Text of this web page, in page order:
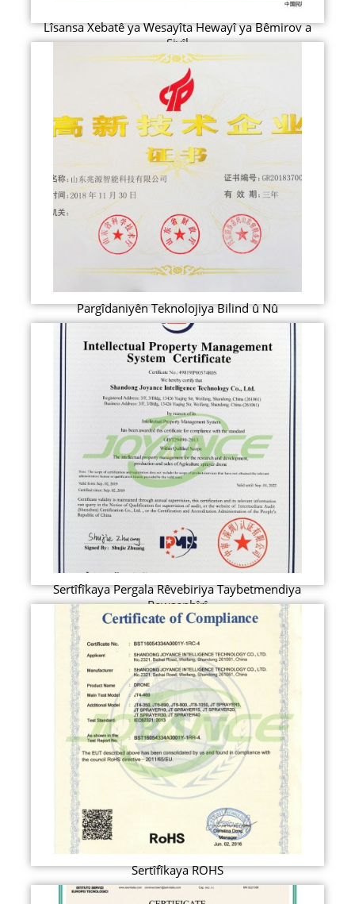
Lîsansa Xebatê ya Wesayîta Hewayî ya Bêmirov a
Sivîl
Pargîdaniyên Teknolojiya Bilind û Nû
Sertîfîkaya Pergala Rêvebiriya Taybetmendiya
Rewşenbîrî
Sertîfîkaya ROHS